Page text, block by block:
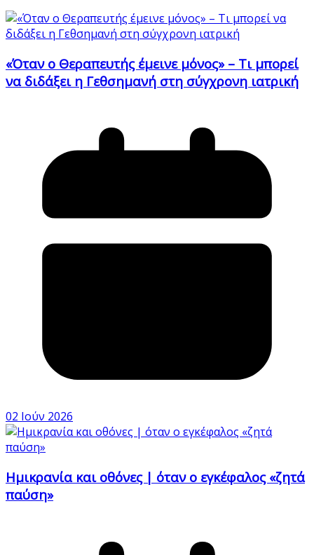
«Όταν ο Θεραπευτής έμεινε μόνος» – Τι μπορεί
να διδάξει η Γεθσημανή στη σύγχρονη ιατρική
02 Ιούν 2026
Ημικρανία και οθόνες | όταν ο εγκέφαλος «ζητά
παύση»